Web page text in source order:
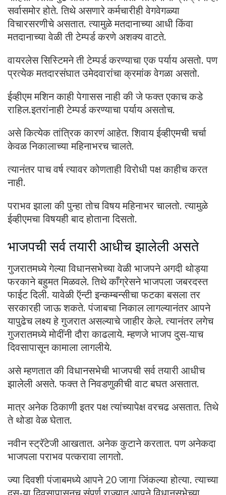
सर्वासमोर होते. तिथे असणारे कर्मचारीही वेगवेगळ्या
विचारसरणीचे असतात. त्यामुळे मतदानाच्या आधी किंवा
मतदानाच्या वेळी ती टेम्पर्ड करणे अशक्य वाटते.
वायरलेस सिस्टिमने ती टेम्पर्ड करण्याचा एक पर्याय असतो. पण
प्रत्येक मतदारसंघात उमेदवारांचा क्रमांक वेगळा असतो.
ईव्हीएम मशिन काही पेगासस नाही की जे फक्त एकाच कडे
राहिल.इतरांनाही टेम्पर्ड करण्याचा पर्याय असतोच.
असे कित्येक तांत्रिक कारणं आहेत. शिवाय ईव्हीएमची चर्चा
केवळ निकालाच्या महिनाभरच चालते.
त्यानंतर पाच वर्ष त्यावर कोणताही विरोधी पक्ष काहीच करत
नाही.
पराभव झाला की पुन्हा तोच विषय महिनाभर चालतो. त्यामुळे
ईव्हीएमचा विषयही बाद होताना दिसतो.
भाजपची सर्व तयारी आधीच झालेली असते
गुजरातमध्ये गेल्या विधानसभेच्या वेळी भाजपने अगदी थोड्या
फरकाने बहुमत मिळवले. तिथे काँग्रेसने भाजपला जबरदस्त
फाईट दिली. यावेळी ऍन्टी इन्कम्बन्सीचा फटका बसला तर
सरकारही जाऊ शकते. पंजाबचा निकाल लागल्यानंतर आपने
यापुढेच लक्ष्य हे गुजरात असल्याचे जाहीर केले. त्यानंतर लगेच
गुजरातमध्ये मोदींनी दौरा काढलाये. म्हणजे भाजप दुस-याच
दिवसापासून कामाला लागलीये.
असे म्हणतात की विधानसभेची भाजपची सर्व तयारी आधीच
झालेली असते. फक्त ते निवडणुकीची वाट बघत असतात.
मात्र अनेक ठिकाणी इतर पक्ष त्यांच्यापेक्ष वरचढ असतात. तिथे
ते थोडा वेळ घेतात.
नवीन स्ट्रॅटेजी आखतात. अनेक कुटाने करतात. पण अनेकदा
भाजपला पराभव पत्करावा लागतो.
ज्या दिवशी पंजाबमध्ये आपने 20 जागा जिंकल्या होत्या. त्याच्या